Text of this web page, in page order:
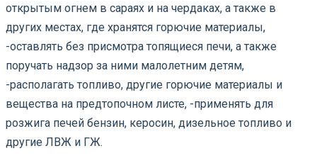
открытым огнем в сараях и на чердаках, а также в
других местах, где хранятся горючие материалы,
-оставлять без присмотра топящиеся печи, а также
поручать надзор за ними малолетним детям,
-располагать топливо, другие горючие материалы и
вещества на предтопочном листе, -применять для
розжига печей бензин, керосин, дизельное топливо и
другие ЛВЖ и ГЖ.